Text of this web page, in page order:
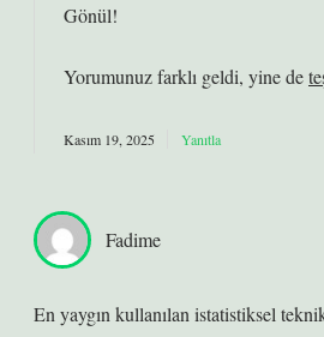
Gönül!
Yorumunuz farklı geldi, yine de
Kasım 19, 2025 Yanıtla
Fadime
En yaygın kullanılan istatistiksel